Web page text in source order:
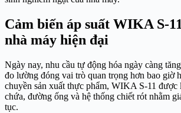
Cảm biến áp suất WIKA S-
nhà máy hiện đại
Ngày nay, nhu cầu tự động hóa ngày càng
đo lường đóng vai trò quan trọng hơn bao giờ
chuyền sản xuất thực phẩm, WIKA S-11 được
chứa, đường ống và hệ thống chiết rót nhằm
tục.